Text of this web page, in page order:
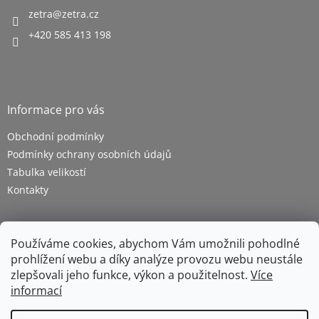
Používáme cookies, abychom Vám umožnili pohodlné
prohlížení webu a díky analýze provozu webu neustále
zlepšovali jeho funkce, výkon a použitelnost. Více
informací
zetra@zetra.cz
+420 585 413 198
Informace pro vás
Obchodní podmínky
Podmínky ochrany osobních údajů
Tabulka velikostí
Kontakty